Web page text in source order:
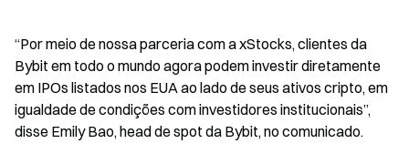
“Por meio de nossa parceria com a xStocks, clientes da
Bybit em todo o mundo agora podem investir diretamente
em IPOs listados nos EUA ao lado de seus ativos cripto, em
igualdade de condições com investidores institucionais”,
disse Emily Bao, head de spot da Bybit, no comunicado.